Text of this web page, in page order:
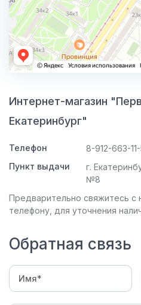
Интернет-магазин
Екатеринбург"
Телефон
8-912-663-
Пункт выдачи
г.
№8
Предварительно свяжитесь
телефону, для уточнения
Обратная связь